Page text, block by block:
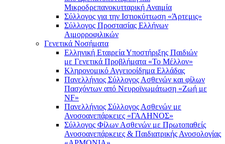
Μικροδρεπανοκυτταρική Αναιμία
Σύλλογος για την Ιστιοκύττωση «Άρτεμις»
Σύλλογος Προστασίας Ελλήνων
Αιμορροφιλικών
Γενετικά Νοσήματα
Ελληνική Εταιρεία Υποστήριξης Παιδιών
με Γενετικά Προβλήματα «Το Μέλλον»
Κληρονομικό Αγγειοοίδημα Ελλάδας
Πανελλήνιος Σύλλογος Ασθενών και φίλων
Πασχόντων από Νευροϊνωμάτωση «Ζωή με
NF»
Πανελλήνιος Σύλλογος Ασθενών με
Ανοσοανεπάρκειες «ΓΑΛΗΝΟΣ»
Σύλλογος Φίλων Ασθενών με Πρωτοπαθείς
Ανοσοανεπάρκειες & Παιδιατρικής Ανοσολογίας